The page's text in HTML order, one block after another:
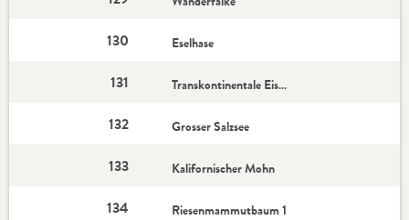
130 Eselhase
131 Transkontinentale Eisenbahn
132 Grosser Salzsee
133 Kalifornischer Mohn
134 Riesenmammutbaum 1